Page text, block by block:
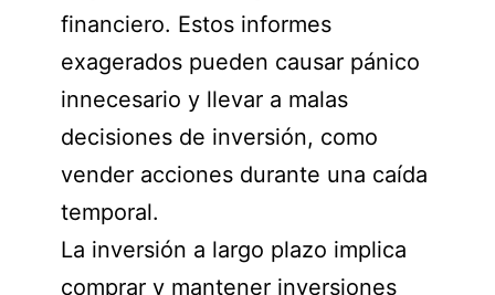
financiero. Estos informes
exagerados pueden causar pánico
innecesario y llevar a malas
decisiones de inversión, como
vender acciones durante una caída
temporal.
La inversión a largo plazo implica
comprar y mantener inversiones